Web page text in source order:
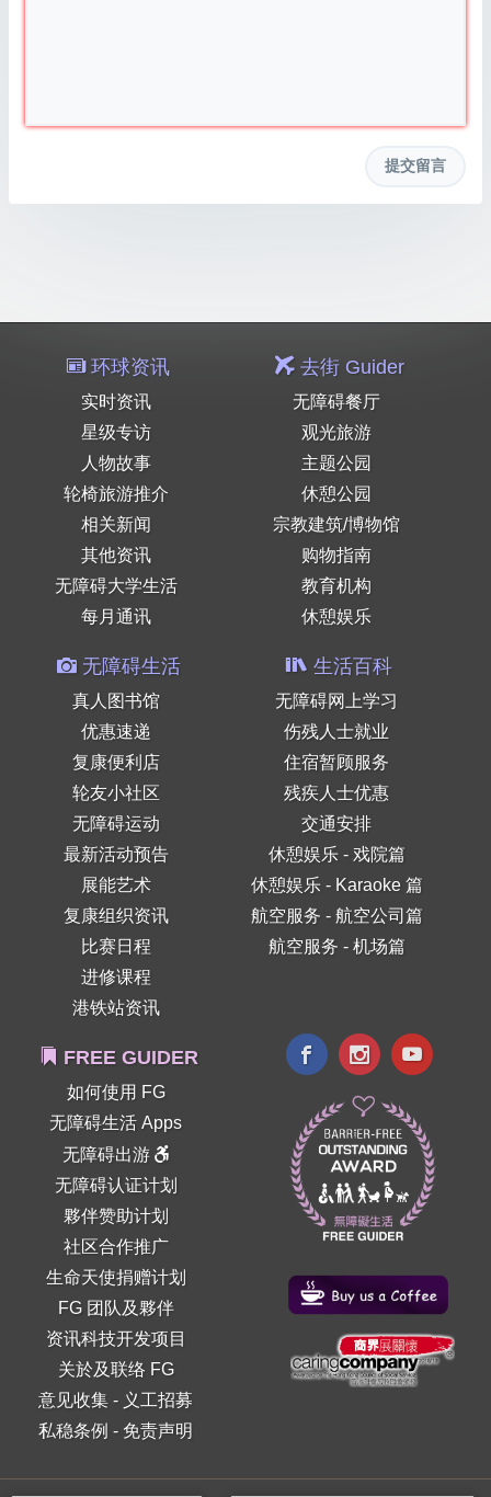
环球资讯
实时资讯
星级专访
人物故事
轮椅旅游推介
相关新闻
其他资讯
无障碍大学生活
每月通讯
去街 Guider
无障碍餐厅
观光旅游
主题公园
休憩公园
宗教建筑/博物馆
购物指南
教育机构
休憩娱乐
无障碍生活
真人图书馆
优惠速递
复康便利店
轮友小社区
无障碍运动
最新活动预告
展能艺术
复康组织资讯
比赛日程
进修课程
港铁站资讯
生活百科
无障碍网上学习
伤残人士就业
住宿暂顾服务
残疾人士优惠
交通安排
休憩娱乐 - 戏院篇
休憩娱乐 - Karaoke 篇
航空服务 - 航空公司篇
航空服务 - 机场篇
FREE GUIDER
如何使用 FG
无障碍生活 Apps
无障碍出游
无障碍认证计划
夥伴赞助计划
社区合作推广
生命天使捐赠计划
FG 团队及夥伴
资讯科技开发项目
关於及联络 FG
意见收集 - 义工招募
私稳条例 - 免责声明